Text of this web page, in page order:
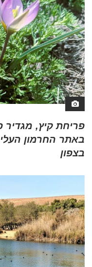
פריחת קיץ, מגדיר
באתר החרמון
בצפון